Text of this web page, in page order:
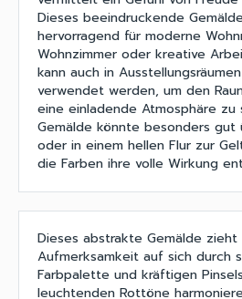
Dieses beeindruckende
hervorragend für moderne
Wohnzimmer oder kreative
kann auch in
verwendet werden, um den
eine einladende Atmosphäre zu
Gemälde könnte besonders gut
oder in einem hellen Flur zur
die Farben ihre volle Wirkung
Dieses abstrakte Gemälde
Aufmerksamkeit auf sich durch
Farbpalette und kräftigen
leuchtenden Rottöne